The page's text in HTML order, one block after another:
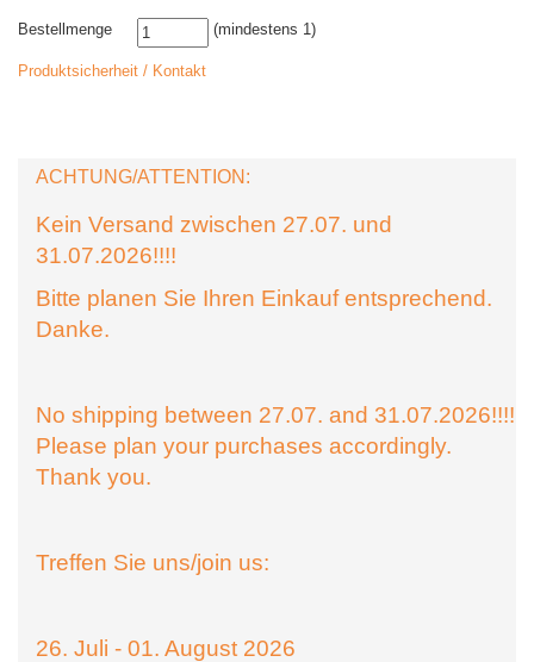
Bestellmenge (mindestens 1)
Produktsicherheit / Kontakt
ACHTUNG/ATTENTION:
Kein Versand zwischen 27.07. und
31.07.2026!!!!
Bitte planen Sie Ihren Einkauf entsprechend.
Danke.
No shipping between 27.07. and 31.07.2026!!!!
Please plan your purchases accordingly.
Thank you.
Treffen Sie uns/join us:
26. Juli - 01. August 2026